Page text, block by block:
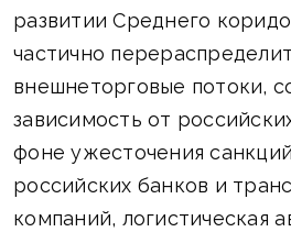
развитии Среднего
частично
внешнеторговые потоки,
зависимость от
фоне ужесточения
российских банков и
компаний, логистическая